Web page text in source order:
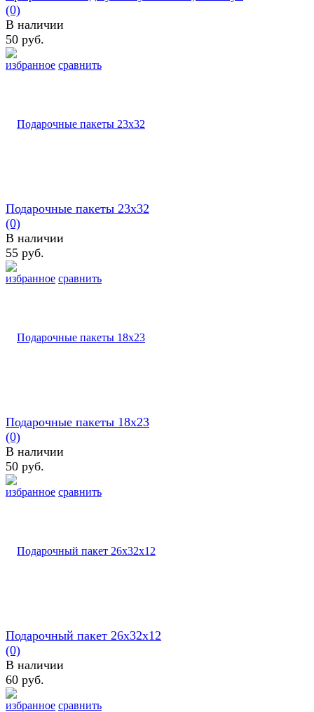
избранное сравнить
(0)
В наличии
50 руб.
избранное сравнить
Подарочные пакеты 23х32
(0)
В наличии
55 руб.
избранное сравнить
Подарочные пакеты 18х23
(0)
В наличии
50 руб.
избранное сравнить
Подарочный пакет 26х32х12
(0)
В наличии
60 руб.